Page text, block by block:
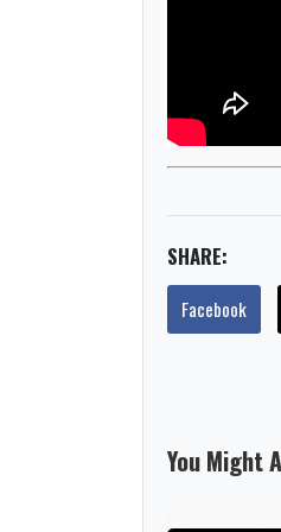
SHARE:
Facebook
You Might